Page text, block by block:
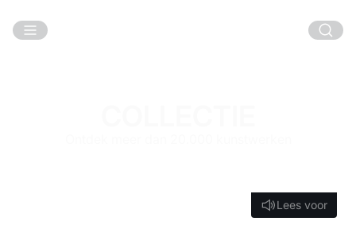
Lees voor
Lees voor